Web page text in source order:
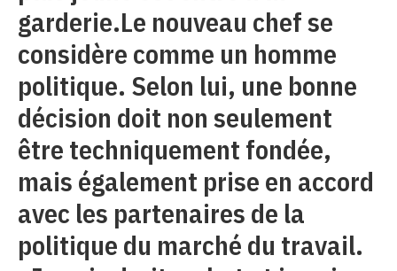
garderie.Le nouveau chef se
considère comme un homme
politique. Selon lui, une bonne
décision doit non seulement
être techniquement fondée,
mais également prise en accord
avec les partenaires de la
politique du marché du travail.